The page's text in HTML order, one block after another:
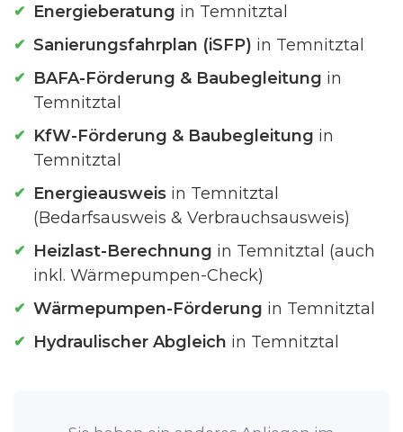
Energieberatung in Temnitztal
Sanierungsfahrplan (iSFP) in Temnitztal
BAFA-Förderung & Baubegleitung in
Temnitztal
KfW-Förderung & Baubegleitung in
Temnitztal
Energieausweis in Temnitztal
(Bedarfsausweis & Verbrauchsausweis)
Heizlast-Berechnung in Temnitztal (auch
inkl. Wärmepumpen-Check)
Wärmepumpen-Förderung in Temnitztal
Hydraulischer Abgleich in Temnitztal